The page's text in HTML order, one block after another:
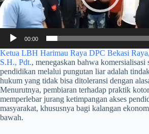
00:00
Ketua LBH Harimau Raya DPC Bekasi
S.H., Pdt., menegaskan bahwa komersialisasi
pendidikan melalui pungutan liar adalah
hukum yang tidak bisa ditoleransi dengan
Menurutnya, pembiaran terhadap praktik
memperlebar jurang ketimpangan akses
masyarakat, khususnya bagi kalangan
bawah.